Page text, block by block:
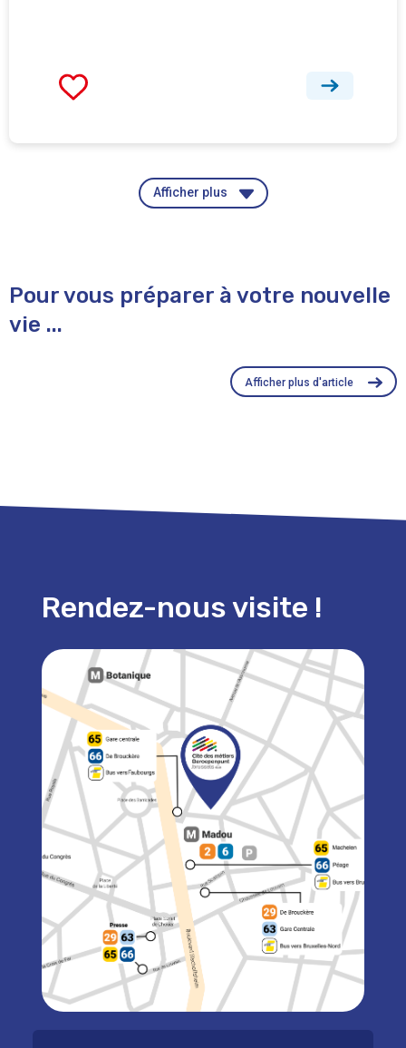
Afficher plus
Pour vous préparer à votre nouvelle
vie ...
Afficher plus d'article
Rendez-nous visite !